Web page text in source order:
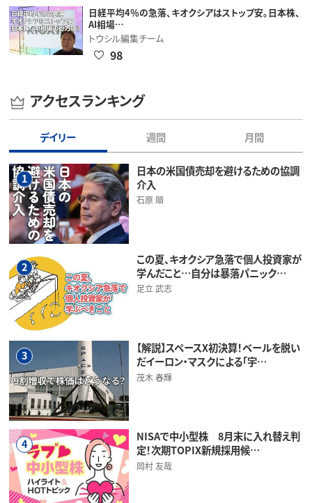
日経平均4％の急落、キオクシアはストップ安。日本株、
AI相場…
トウシル編集チーム
98
アクセスランキング
デイリー 週間 月間
1
日本の米国債売却を避けるための協調
介入
石原 順
2
この夏、キオクシア急落で個人投資家が
学んだこと…自分は暴落パニック…
足立 武志
3
【解説】スペースX初決算！ベールを脱い
だイーロン・マスクによる「宇…
茂木 春輝
4
NISAで中小型株 8月末に入れ替え判
定！次期TOPIX新規採用候…
岡村 友哉